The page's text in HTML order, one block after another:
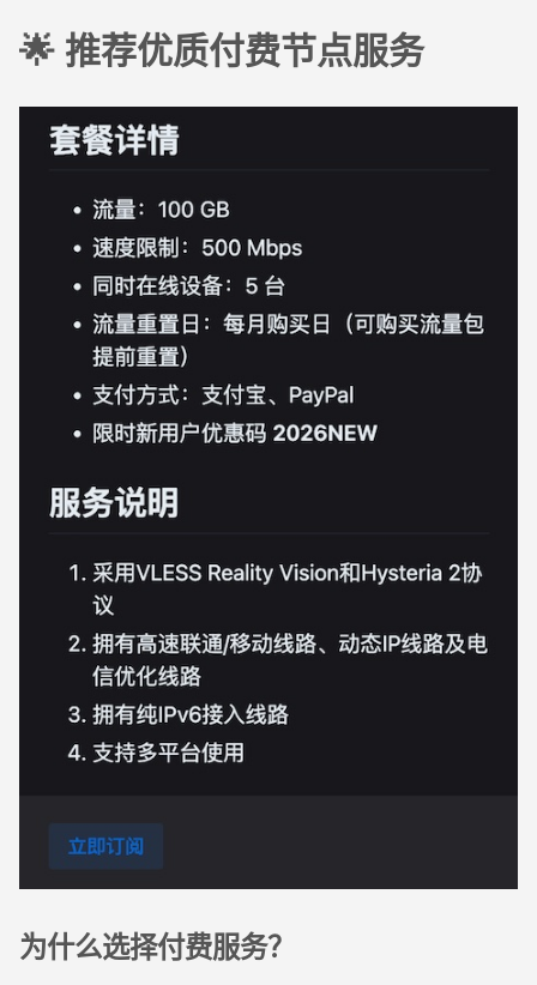
🌟 推荐优质付费节点服务
为什么选择付费服务？